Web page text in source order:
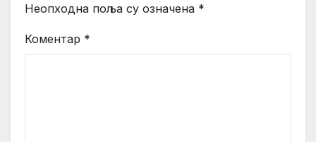
Неопходна поља су означена *
Коментар *